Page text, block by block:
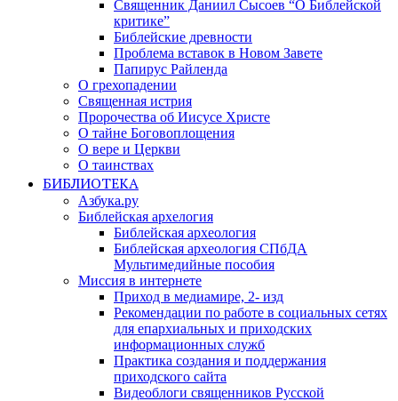
Священник Даниил Сысоев “О Библейской
критике”
Библейские древности
Проблема вставок в Новом Завете
Папирус Райленда
О грехопадении
Священная истрия
Пророчества об Иисусе Христе
О тайне Боговоплощения
О вере и Церкви
О таинствах
БИБЛИОТЕКА
Азбука.ру
Библейская архелогия
Библейская археология
Библейская археология СПбДА
Мультимедийные пособия
Миссия в интернете
Приход в медиамире, 2- изд
Рекомендации по работе в социальных сетях
для епархиальных и приходских
информационных служб
Практика создания и поддержания
приходского сайта
Видеоблоги священников Русской